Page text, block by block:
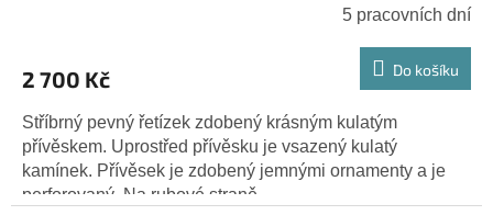
5 pracovních dní
2 700 Kč Do košíku
Stříbrný pevný řetízek zdobený krásným kulatým
přívěskem. Uprostřed přívěsku je vsazený kulatý
kamínek. Přívěsek je zdobený jemnými ornamenty a je
perforovaný. Na rubové straně...